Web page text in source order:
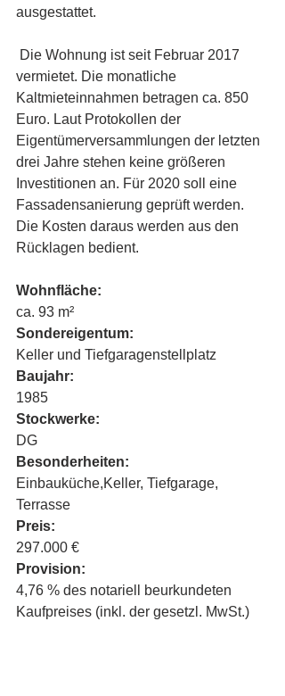
ausgestattet.
vermietet. Die monatliche
Kaltmieteinnahmen betragen ca. 850
Euro. Laut Protokollen der
Eigentümerversammlungen der letzten
drei Jahre stehen keine größeren
Investitionen an. Für 2020 soll eine
Fassadensanierung geprüft werden.
Die Kosten daraus werden aus den
Rücklagen bedient.
Wohnfläche:
ca. 93 m²
Sondereigentum:
Keller und Tiefgaragenstellplatz
Baujahr:
1985
Stockwerke:
DG
Besonderheiten:
Einbauküche,Keller, Tiefgarage,
Terrasse
Preis:
297.000 €
Provision:
4,76 % des notariell beurkundeten
Kaufpreises (inkl. der gesetzl. MwSt.)